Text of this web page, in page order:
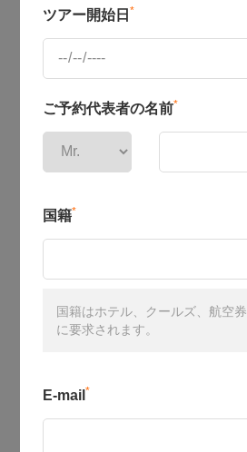
ツアー開始日 *
ご予約代表者の名前*
国籍*
国籍はホテル、クールズ、航空
に要求されます。
E-mail *